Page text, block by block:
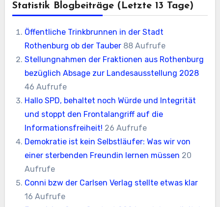
Statistik Blogbeiträge (letzte 13 Tage)
Öffentliche Trinkbrunnen in der Stadt
Rothenburg ob der Tauber 88 Aufrufe
Stellungnahmen der Fraktionen aus Rothenburg
bezüglich Absage zur Landesausstellung 2028
46 Aufrufe
Hallo SPD, behaltet noch Würde und Integrität
und stoppt den Frontalangriff auf die
Informationsfreiheit! 26 Aufrufe
Demokratie ist kein Selbstläufer: Was wir von
einer sterbenden Freundin lernen müssen 20
Aufrufe
Conni bzw der Carlsen Verlag stellte etwas klar
16 Aufrufe